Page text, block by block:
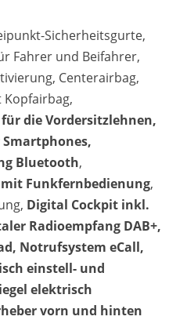
Sicherheitsgurte,
Fahrer und Beifahrer,
Centerairbag,
die Vordersitzlehnen,
Bluetooth,
Funkfernbedienung,
Digital Cockpit inkl.
Radioempfang DAB+,
Notrufsystem eCall,
einstell- und
elektrisch
vorn und hinten